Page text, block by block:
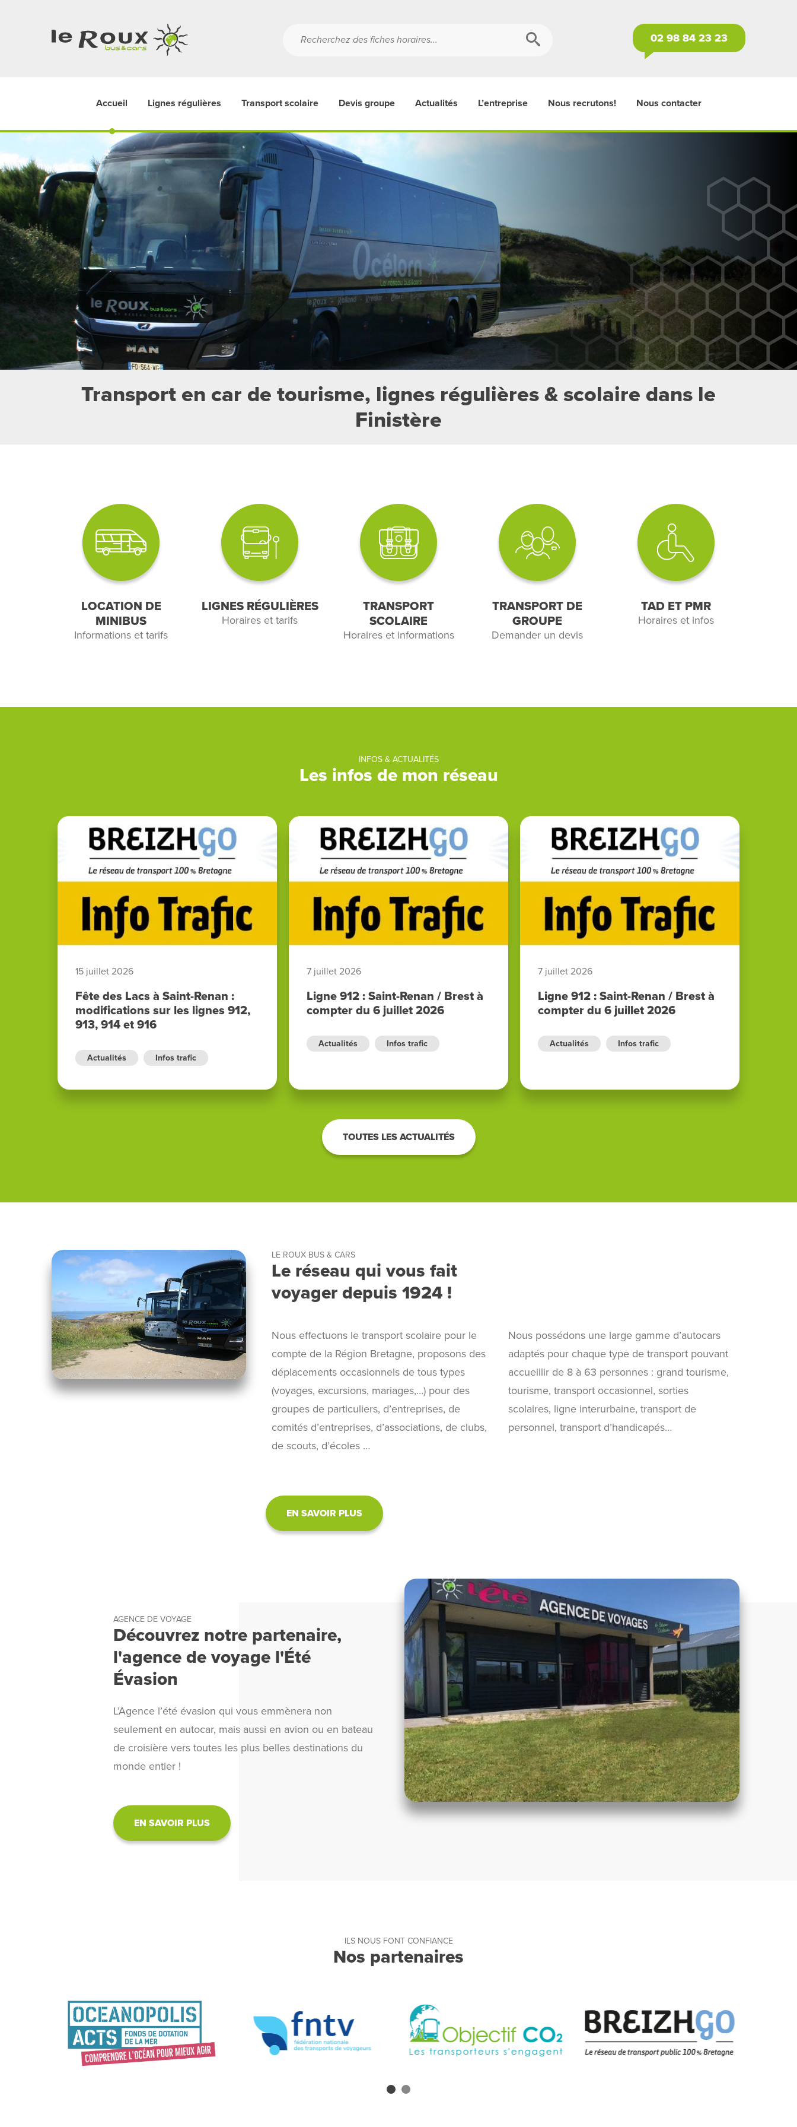
02 98 84 23 23
Accueil Lignes régulières Transport scolaire Devis groupe Actualités L’entreprise Nous recrutons! Nous contacter
Transport en car de tourisme, lignes régulières & scolaire dans le
Finistère
LOCATION DE
MINIBUS
Informations et tarifs
LIGNES RÉGULIÈRES
Horaires et tarifs
TRANSPORT
SCOLAIRE
Horaires et informations
TRANSPORT DE
GROUPE
Demander un devis
TAD ET PMR
Horaires et infos
INFOS & ACTUALITÉS
Les infos de mon réseau
15 juillet 2026
Fête des Lacs à Saint-Renan :
modifications sur les lignes 912,
913, 914 et 916
Actualités Infos trafic
7 juillet 2026
Ligne 912 : Saint-Renan / Brest à
compter du 6 juillet 2026
Actualités Infos trafic
7 juillet 2026
Ligne 912 : Saint-Renan / Brest à
compter du 6 juillet 2026
Actualités Infos trafic
TOUTES LES ACTUALITÉS
LE ROUX BUS & CARS
Le réseau qui vous fait
voyager depuis 1924 !
Nous effectuons le transport scolaire pour le
compte de la Région Bretagne, proposons des
déplacements occasionnels de tous types
(voyages, excursions, mariages,…) pour des
groupes de particuliers, d’entreprises, de
comités d’entreprises, d’associations, de clubs,
de scouts, d’écoles …
Nous possédons une large gamme d’autocars
adaptés pour chaque type de transport pouvant
accueillir de 8 à 63 personnes : grand tourisme,
tourisme, transport occasionnel, sorties
scolaires, ligne interurbaine, transport de
personnel, transport d’handicapés…
EN SAVOIR PLUS
AGENCE DE VOYAGE
Découvrez notre partenaire,
l'agence de voyage l'Été
Évasion
L’Agence l’été évasion qui vous emmènera non
seulement en autocar, mais aussi en avion ou en bateau
de croisière vers toutes les plus belles destinations du
monde entier !
EN SAVOIR PLUS
ILS NOUS FONT CONFIANCE
Nos partenaires